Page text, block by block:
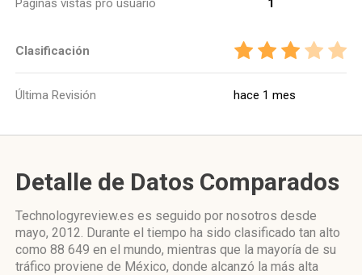
Páginas vistas pro usuario
1
Clasificación
Última Revisión hace 1 mes
Detalle de Datos Comparados
Technologyreview.es es seguido por nosotros desde
mayo, 2012. Durante el tiempo ha sido clasificado tan alto
como 88 649 en el mundo, mientras que la mayoría de su
tráfico proviene de México, donde alcanzó la más alta